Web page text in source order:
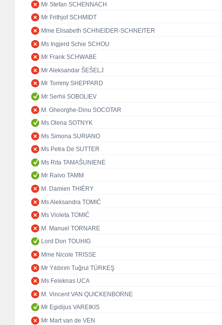
Mr Stefan SCHENNACH
Mr Frithjof SCHMIDT
Mme Elisabeth SCHNEIDER-SCHNEITER
Ms Ingjerd Schie SCHOU
Mr Frank SCHWABE
Mr Aleksandar ŠEŠELJ
Mr Tommy SHEPPARD
Mr Serhii SOBOLIEV
M. Gheorghe-Dinu SOCOTAR
Ms Olena SOTNYK
Ms Simona SURIANO
Ms Petra De SUTTER
Ms Rita TAMAŠUNIENĖ
Mr Raivo TAMM
M. Damien THIÉRY
Ms Aleksandra TOMIĆ
Ms Violeta TOMIĆ
M. Manuel TORNARE
Lord Don TOUHIG
Mme Nicole TRISSE
Mr Yıldırım Tuğrul TÜRKEŞ
Ms Feleknas UCA
M. Vincent VAN QUICKENBORNE
Mr Egidijus VAREIKIS
Mr Mart van de VEN